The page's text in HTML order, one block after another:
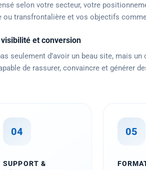
selon votre secteur, votre
ou transfrontalière et vos objectifs
et conversion
seulement d’avoir un beau site, mais un
de rassurer, convaincre et générer
04
SUPPORT &
05